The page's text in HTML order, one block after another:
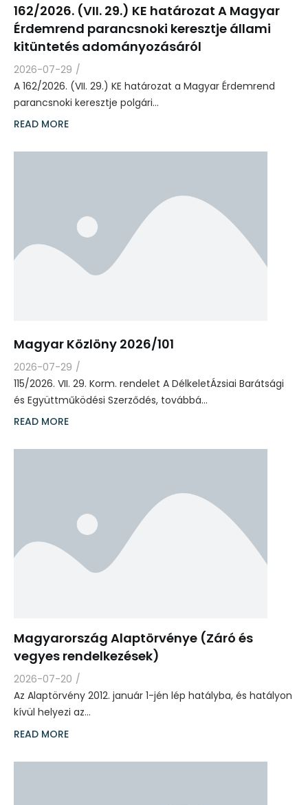
162/2026. (VII. 29.) KE határozat A Magyar
Érdemrend parancsnoki keresztje állami
kitüntetés adományozásáról
2026-07-29 /
A 162/2026. (VII. 29.) KE határozat a Magyar Érdemrend
parancsnoki keresztje polgári…
READ MORE
Magyar Közlöny 2026/101
2026-07-29 /
115/2026. VII. 29. Korm. rendelet A DélkeletÁzsiai Barátsági
és Együttműködési Szerződés, továbbá…
READ MORE
Magyarország Alaptörvénye (Záró és
vegyes rendelkezések)
2026-07-20 /
Az Alaptörvény 2012. január 1-jén lép hatályba, és hatályon
kívül helyezi az…
READ MORE